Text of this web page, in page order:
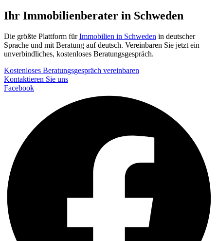
Ihr Immobilienberater in Schweden
Die größte Plattform fürImmobilien in Schweden in deutscher
Sprache und mit Beratung auf deutsch. Vereinbaren Sie jetzt ein
unverbindliches, kostenloses Beratungsgespräch.
Kostenloses Beratungsgespräch vereinbaren
Kontaktieren Sie uns
Facebook